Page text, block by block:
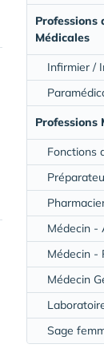
Professions
Médicales
Infirmier /
Professions
Fonctions
Médecin -
Médecin -
Médecin
Sage